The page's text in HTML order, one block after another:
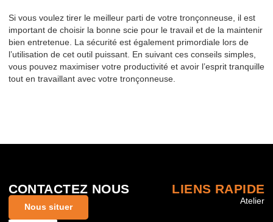
Si vous voulez tirer le meilleur parti de votre tronçonneuse, il est
important de choisir la bonne scie pour le travail et de la maintenir
bien entretenue. La sécurité est également primordiale lors de
l’utilisation de cet outil puissant. En suivant ces conseils simples,
vous pouvez maximiser votre productivité et avoir l’esprit tranquille
tout en travaillant avec votre tronçonneuse.
CONTACTEZ NOUS
Nous situer
LIENS RAPIDE
Atelier